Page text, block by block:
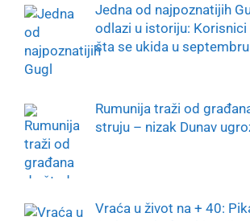
Jedna od najpoznatijih
odlazi u istoriju:
šta se ukida u septembru
Rumunija traži od
struju – nizak Dunav
Vraća u život na + 40: